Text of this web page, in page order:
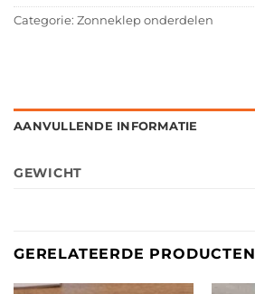
Categorie: Zonneklep onderdelen
AANVULLENDE INFORMATIE
GEWICHT
GERELATEERDE PRODUCTEN